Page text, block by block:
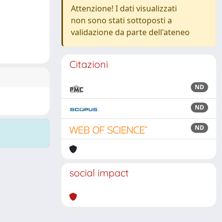
Attenzione! I dati visualizzati
non sono stati sottoposti a
validazione da parte dell'ateneo
Citazioni
ND
ND
ND
social impact